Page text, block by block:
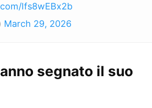
Ifs8wEBx2b
March 29, 2026
segnato il suo